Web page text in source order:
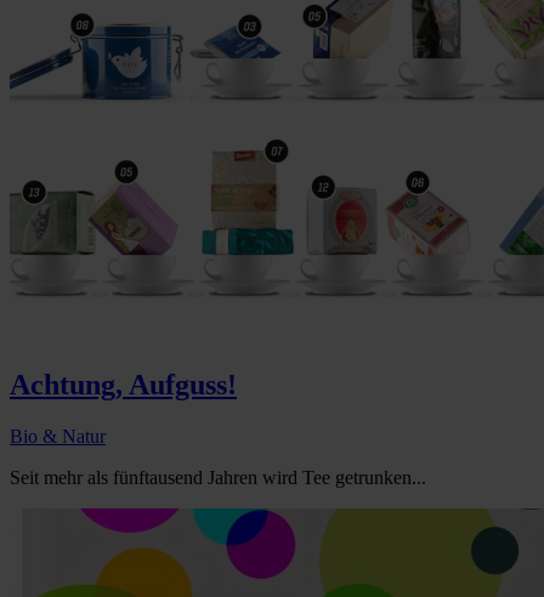
Achtung, Aufguss!
Bio & Natur
Seit mehr als fünftausend Jahren wird Tee getrunken...